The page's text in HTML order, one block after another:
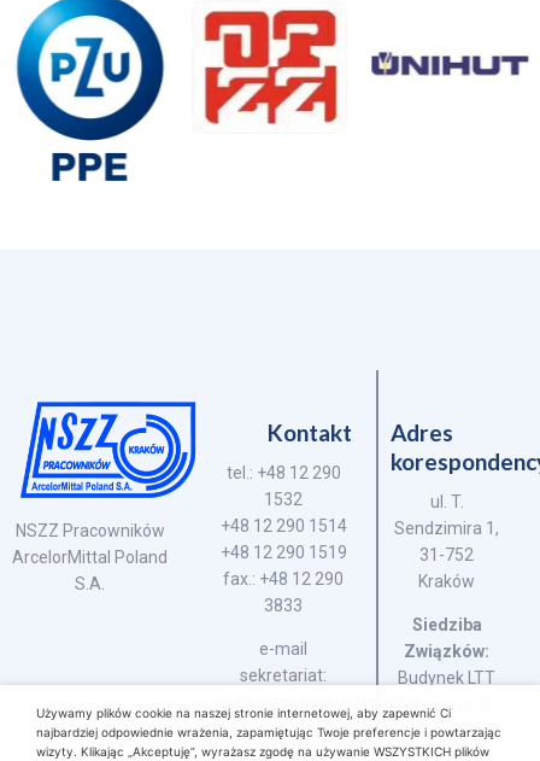
NSZZ Pracowników
ArcelorMittal Poland
S.A.
Kontakt
tel.: +48 12 290
1532
+48 12 290 1514
+48 12 290 1519
fax.: +48 12 290
3833
e-mail
sekretariat:
Adres
ul. T.
Sendzimira 1,
31-752
Kraków
Siedziba
Związków:
Budynek LTT
(brama nr 2)
Używamy plików cookie na naszej stronie internetowej, aby zapewnić Ci
najbardziej odpowiednie wrażenia, zapamiętując Twoje preferencje i powtarzając
wizyty. Klikając „Akceptuję”, wyrażasz zgodę na używanie WSZYSTKICH plików